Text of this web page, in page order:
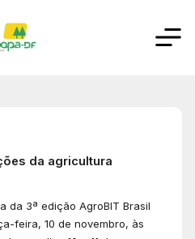
da agricultura
da 3ª edição AgroBIT Brasil
feira, 10 de novembro, às